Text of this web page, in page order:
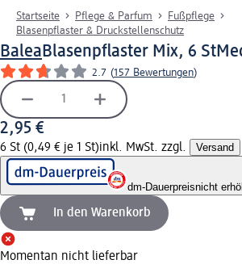
Startseite Pflege & Parfum
Fußpflege
Blasenpflaster & Druckstellenschutz
BaleaBlasenpflaster Mix, 6 St
2.7 (157 Bewertungen)
2,95 €
6 St (0,49 € je 1 St)inkl. MwSt. zzgl. Versand
dm-Dauerpreisnicht
In den Warenkorb
Momentan nicht lieferbar